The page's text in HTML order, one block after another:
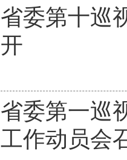
省委第十巡
开
省委第一巡
工作动员会